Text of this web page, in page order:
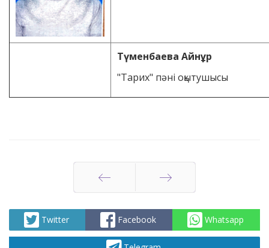
Түменбаева Айнұр
"Тарих" пәні оқытушысы
Артқа Алға
Twitter Facebook Whatsapp